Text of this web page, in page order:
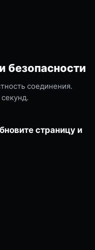
безопасности
соединения.
страницу и